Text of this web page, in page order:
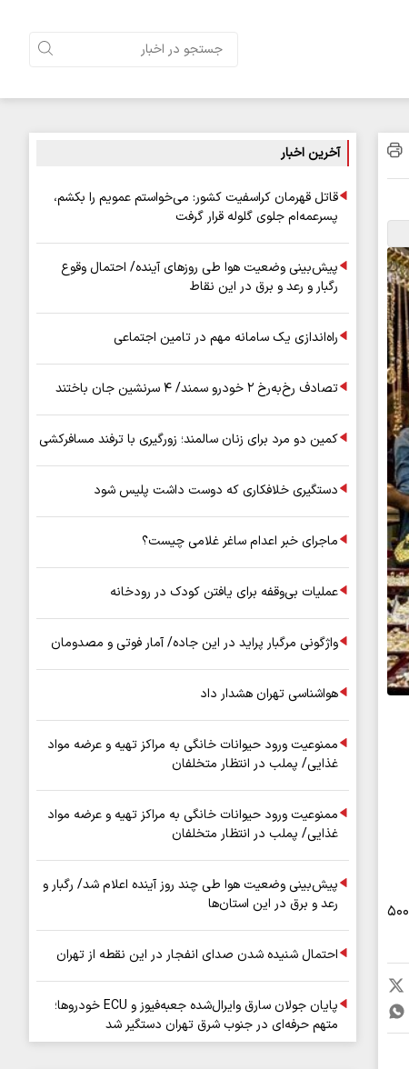
آن‌طور که ارقام اعلامی اتحادیه طلا و جواهر نشان می‌دهد، قیمت طلای ۱۸ عیار ۱۵ میلیون و ۶۷۴ هزار تومان و سکه ۱۵۸ میلیون و ۵۰۰
آخرین اخبار
قاتل قهرمان کراسفیت کشور: می‌خواستم عمویم را بکشم،
پسرعمه‌ام جلوی گلوله قرار گرفت
پیش‌بینی وضعیت هوا طی روزهای آینده/ احتمال وقوع
رگبار و رعد و برق در این نقاط
راه‌اندازی یک سامانه مهم در تامین اجتماعی
تصادف رخ‌به‌رخ ۲ خودرو سمند/ ۴ سرنشین جان باختند
کمین دو مرد برای زنان سالمند؛ زورگیری با ترفند مسافرکشی
دستگیری خلافکاری که دوست داشت پلیس شود
ماجرای خبر اعدام ساغر غلامی چیست؟
عملیات بی‌وقفه برای یافتن کودک در رودخانه
واژگونی مرگبار پراید در این جاده/ آمار فوتی و مصدومان
هواشناسی تهران هشدار داد
ممنوعیت ورود حیوانات خانگی به مراکز تهیه و عرضه مواد
غذایی/ پملب در انتظار متخلفان
ممنوعیت ورود حیوانات خانگی به مراکز تهیه و عرضه مواد
غذایی/ پملب در انتظار متخلفان
پیش‌بینی وضعیت هوا طی چند روز آینده اعلام شد/ رگبار و
رعد و برق در این استان‌ها
احتمال شنیده شدن صدای انفجار در این نقطه از تهران
پایان جولان سارق وایرال‌شده جعبه‌فیوز و ECU خودروها؛
متهم حرفه‌ای در جنوب شرق تهران دستگیر شد